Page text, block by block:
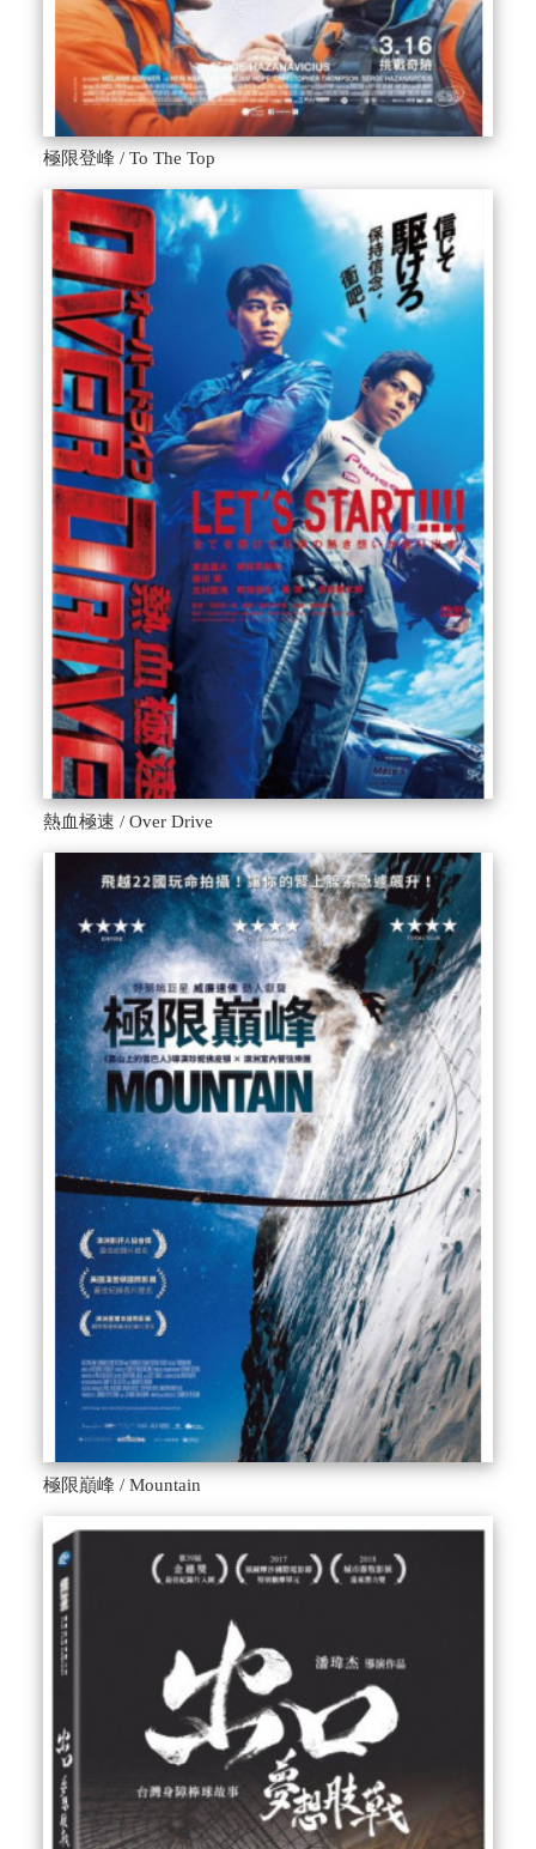
極限登峰 / To The Top
熱血極速 / Over Drive
極限巔峰 / Mountain